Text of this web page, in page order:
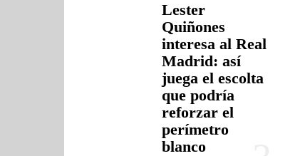
Lester
Quiñones
interesa al Real
Madrid: así
juega el escolta
que podría
reforzar el
perímetro
blanco